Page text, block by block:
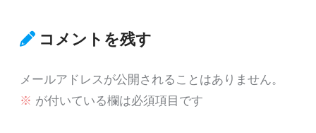
コメントを残す
メールアドレスが公開されることはありません。
※ が付いている欄は必須項目です